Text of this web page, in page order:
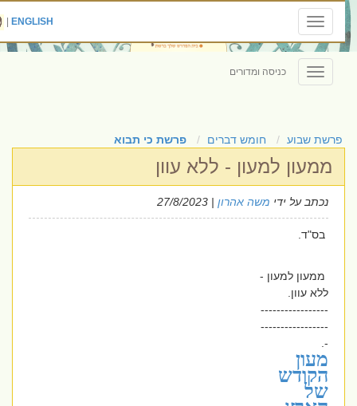
Toggle
navigation
ENGLISH
|
Toggle
navigation
כניסה ומדורים
פרשת שבוע חומש דברים פרשת כי תבוא
ממעון למעון - ללא עוון
נכתב על ידימשה אהרון| 27/8/2023
בס"ד.
ממעון למעון -
ללא עוון.
-----------------
-----------------
מעון
הקודש
של